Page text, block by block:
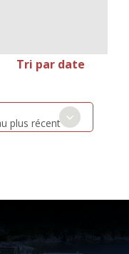
Tri par date
plus récent